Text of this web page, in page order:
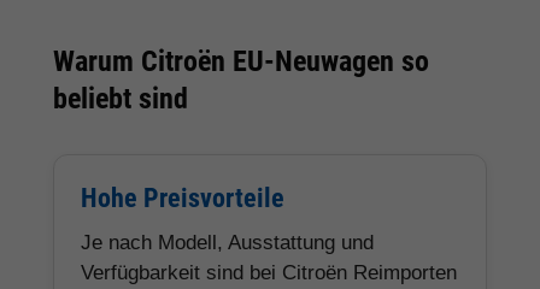
Warum Citroën EU-Neuwagen so
beliebt sind
Hohe Preisvorteile
Je nach Modell, Ausstattung und
Verfügbarkeit sind bei Citroën Reimporten